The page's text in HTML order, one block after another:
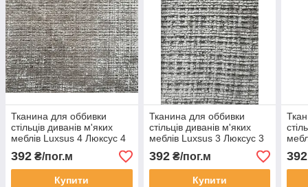
Тканина для оббивки
стільців диванів м'яких
меблів Luxsus 4 Люксус 4
392 ₴/пог.м
Купити
Тканина для оббивки
стільців диванів м'яких
меблів Luxsus 3 Люксус 3
392₴/пог.м
Купити
392